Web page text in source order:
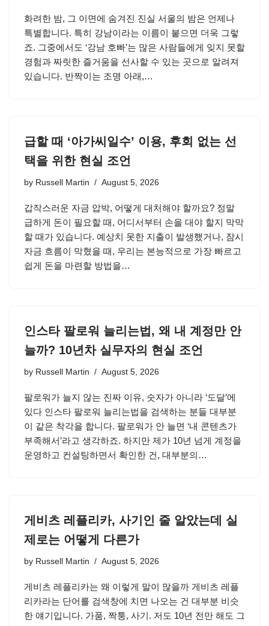
화려한 밤, 그 이면에 숨겨진 진실 서울의 밤은 언제나
특별합니다. 특히 강남이라는 이름이 붙으면 더욱 그렇
죠. 그중에서도 ‘강남 호빠’는 많은 사람들에게 잊지 못할
경험과 짜릿한 즐거움을 선사할 수 있는 곳으로 알려져
있습니다. 반짝이는 조명 아래,…
급할 때 ‘아가씨일수’ 이용, 후회 없는 선
택을 위한 현실 조언
by Russell Martin August 5, 2026
갑작스러운 자금 압박, 어떻게 대처해야 할까요? 정말
급하게 돈이 필요할 때, 어디서부터 손을 대야 할지 막막
할 때가 있습니다. 예상치 못한 지출이 발생했거나, 잠시
자금 흐름이 막혔을 때, 우리는 본능적으로 가장 빠르고
쉽게 돈을 마련할 방법을…
인스타 팔로워 늘리는법, 왜 내 계정만 안
늘까? 10년차 실무자의 현실 조언
by Russell Martin August 5, 2026
팔로워가 늘지 않는 진짜 이유, 숫자가 아니라 ‘도달’에
있다 인스타 팔로워 늘리는법을 검색하는 분들 대부분
이 같은 착각을 합니다. 팔로워가 안 늘면 ‘내 콘텐츠가
부족해서’라고 생각하죠. 하지만 제가 10년 넘게 계정을
운영하고 컨설팅하면서 확인한 건, 대부분의…
게비츠 레플리카, 사기인 줄 알았는데 실
제로는 어떻게 다른가
by Russell Martin August 5, 2026
게비츠 레플리카는 왜 이렇게 말이 많을까 게비츠 레플
리카라는 단어를 검색창에 치면 나오는 건 대부분 비슷
한 얘기입니다. 가품, 짝퉁, 사기. 저도 10년 전만 해도 그